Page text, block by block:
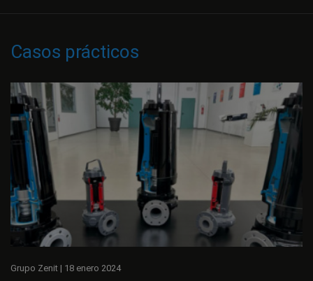
Casos prácticos
Grupo Zenit | 18 enero 2024